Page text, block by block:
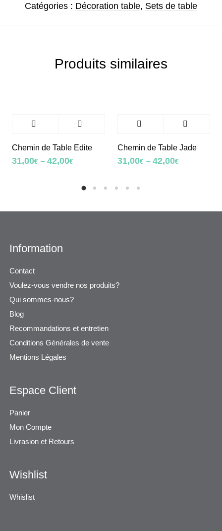
Catégories : Décoration table, Sets de table
Produits similaires
Chemin de Table Edite
31,00€ – 42,00€
Chemin de Table Jade
31,00€ – 42,00€
Information
Contact
Voulez-vous vendre nos produits?
Qui sommes-nous?
Blog
Recommandations et entretien
Conditions Générales de vente
Mentions Légales
Espace Client
Panier
Mon Compte
Livrasion et Retours
Wishlist
Whislist